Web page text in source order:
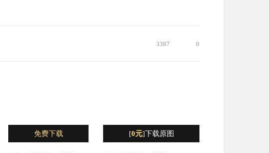
3387 0
免费下载 [0元]下载原图